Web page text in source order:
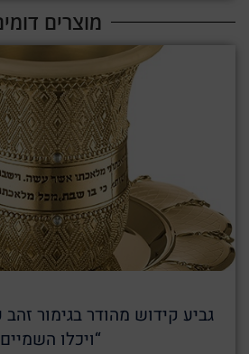
מוצרים
גביע קידוש מהודר בגימור זהב
“ויכלו